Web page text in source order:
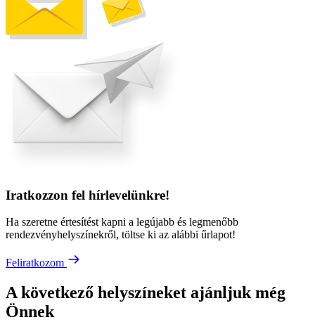
Iratkozzon fel hírlevelünkre!
Ha szeretne értesítést kapni a legújabb és legmenőbb
rendezvényhelyszínekről, töltse ki az alábbi űrlapot!
Feliratkozom
A következő helyszíneket ajánljuk még
Önnek